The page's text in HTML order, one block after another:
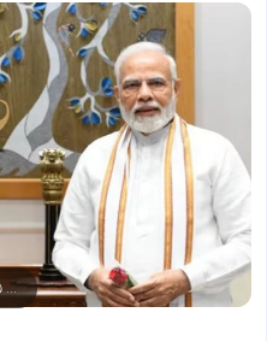
ಉಪರಾಷ್ಟ್ರಪತಿ ಜಗದೀಪ್‌ ಧನ್ಕರ್-ಪ್ರಧಾನಿ ಮೋದಿ